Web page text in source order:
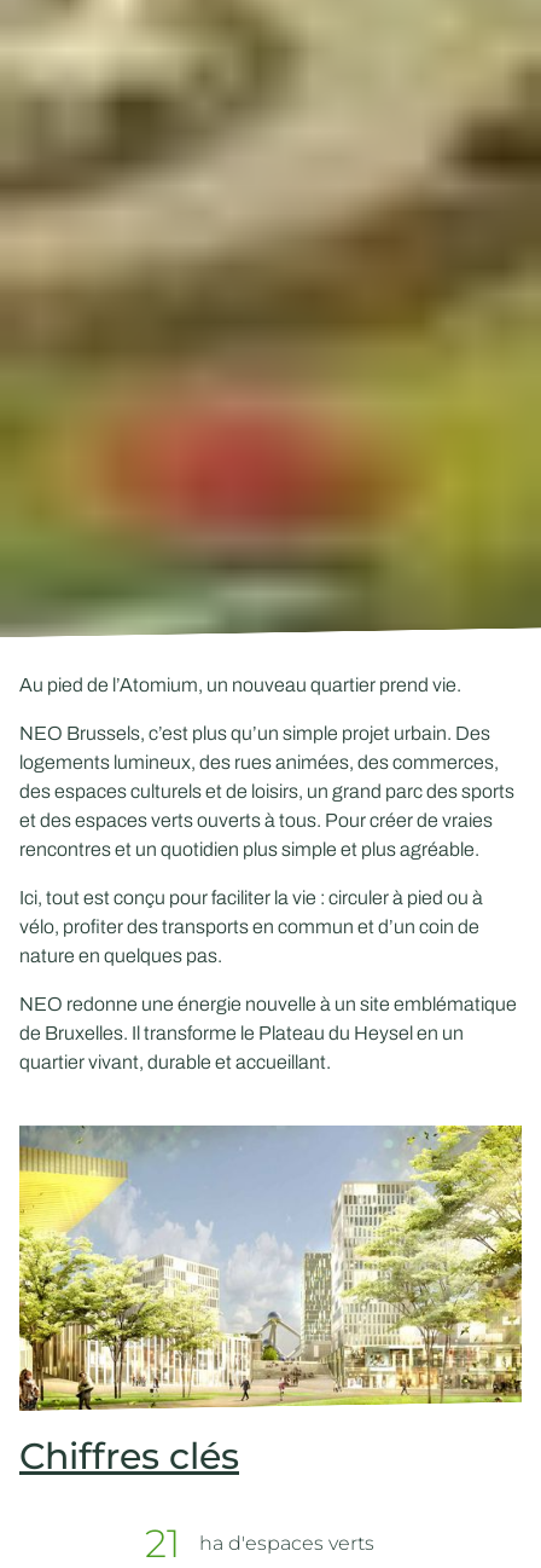
Au pied de l’Atomium, un nouveau quartier prend vie.
NEO Brussels, c’est plus qu’un simple projet urbain. Des
logements lumineux, des rues animées, des commerces,
des espaces culturels et de loisirs, un grand parc des sports
et des espaces verts ouverts à tous. Pour créer de vraies
rencontres et un quotidien plus simple et plus agréable.
Ici, tout est conçu pour faciliter la vie : circuler à pied ou à
vélo, profiter des transports en commun et d’un coin de
nature en quelques pas.
NEO redonne une énergie nouvelle à un site emblématique
de Bruxelles. Il transforme le Plateau du Heysel en un
quartier vivant, durable et accueillant.
Chiffres clés
21 ha d'espaces verts